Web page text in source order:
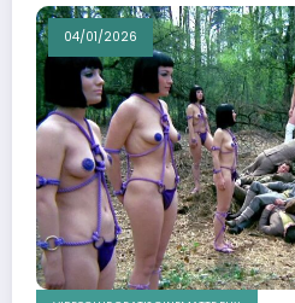
04/01/2026